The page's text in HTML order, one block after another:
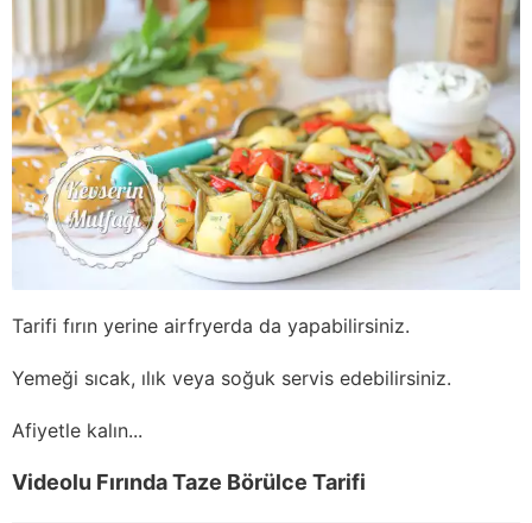
Tarifi fırın yerine airfryerda da yapabilirsiniz.
Yemeği sıcak, ılık veya soğuk servis edebilirsiniz.
Afiyetle kalın...
Videolu Fırında Taze Börülce Tarifi